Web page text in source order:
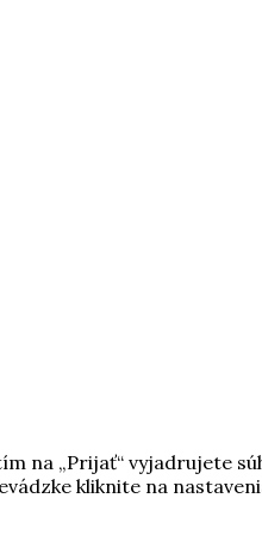
na „Prijať“ vyjadrujete
kliknite na